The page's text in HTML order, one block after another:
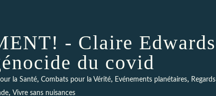
- Claire Edwards
du covid
la Santé, Combats pour la Vérité, Evénements planétaires, Regards
, Vivre sans nuisances